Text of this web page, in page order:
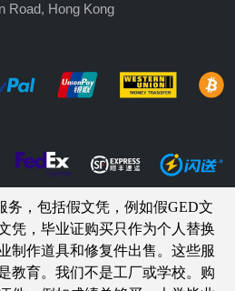
Road, Hong Kong
务，包括假文凭，例如假GED文
凭， 毕业证购买只作为个人替换
制作道具和修复件出售。这些服
教育。我们不是工厂或学校。购